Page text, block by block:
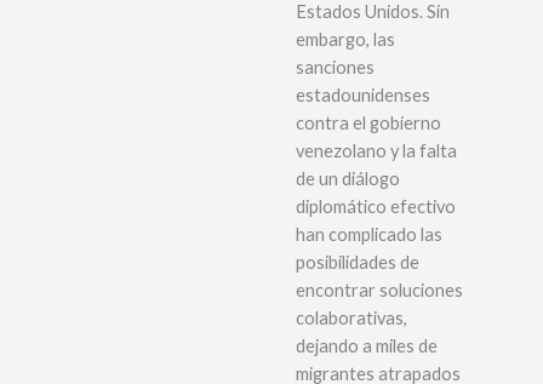
Estados Unidos. Sin
embargo, las
sanciones
estadounidenses
contra el gobierno
venezolano y la falta
de un diálogo
diplomático efectivo
han complicado las
posibilidades de
encontrar soluciones
colaborativas,
dejando a miles de
migrantes atrapados